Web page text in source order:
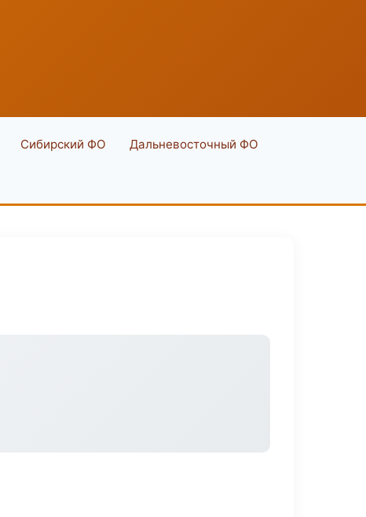
Сибирский ФО Дальневосточный ФО